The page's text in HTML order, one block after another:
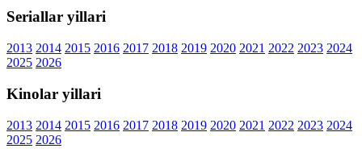
Seriallar yillari
2013 2014 2015 2016 2017 2018 2019 2020 2021 2022 2023 2024
2025 2026
Kinolar yillari
2013 2014 2015 2016 2017 2018 2019 2020 2021 2022 2023 2024
2025 2026